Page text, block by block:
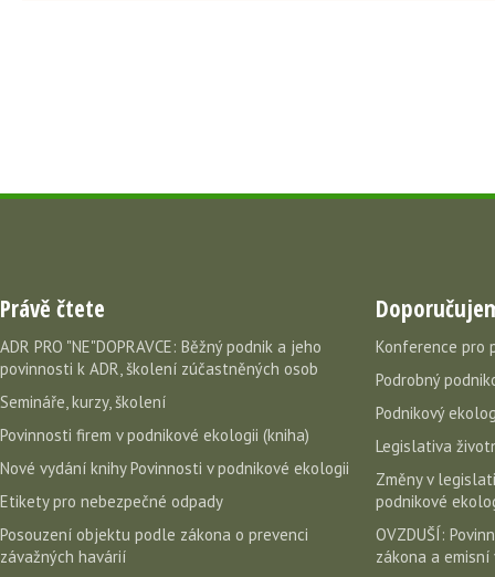
Právě čtete
ADR PRO "NE"DOPRAVCE: Běžný podnik a jeho
povinnosti k ADR, školení zúčastněných osob
Semináře, kurzy, školení
Povinnosti firem v podnikové ekologii (kniha)
Nové vydání knihy Povinnosti v podnikové ekologii
Etikety pro nebezpečné odpady
Posouzení objektu podle zákona o prevenci
závažných havárií
Konference pro
Podrobný
Podnikový
Legislativa
Změny v
podnikové
OVZDUŠÍ:
zákona a emisní